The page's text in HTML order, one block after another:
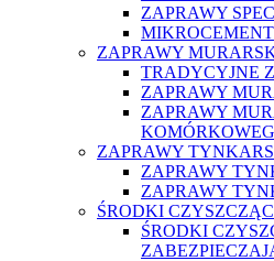
ZAPRAWY
MIKROCEMENT
ZAPRAWY
TRADYCYJNE
ZAPRAWY
ZAPRAWY
ZAPRAWY
ZAPRAWY
ZAPRAWY
ŚRODKI
ŚRODKI